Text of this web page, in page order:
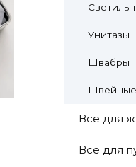
Унитазы
Швабры
Все для
Все для